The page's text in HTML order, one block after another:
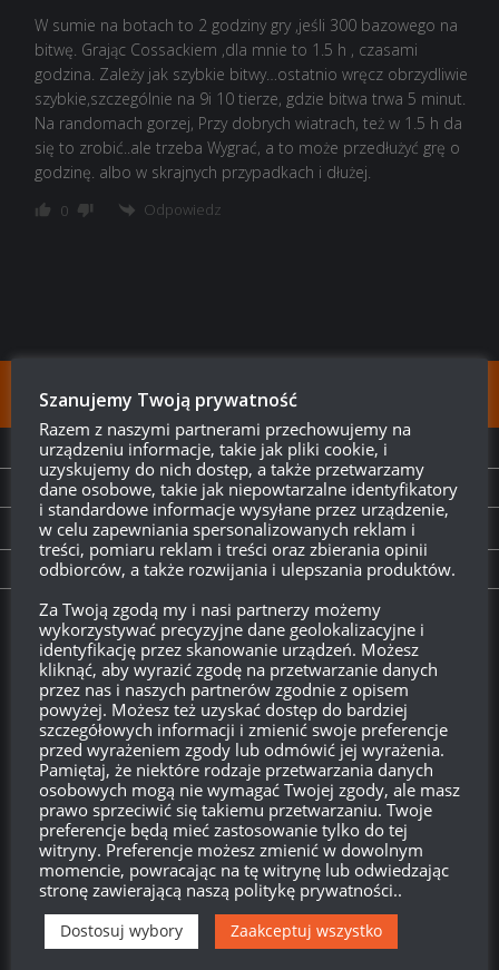
W sumie na botach to 2 godziny gry ,jeśli 300 bazowego na
bitwę. Grając Cossackiem ,dla mnie to 1.5 h , czasami
godzina. Zależy jak szybkie bitwy…ostatnio wręcz obrzydliwie
szybkie,szczególnie na 9i 10 tierze, gdzie bitwa trwa 5 minut.
Na randomach gorzej, Przy dobrych wiatrach, też w 1.5 h da
się to zrobić..ale trzeba Wygrać, a to może przedłużyć grę o
godzinę. albo w skrajnych przypadkach i dłużej.
0 Odpowiedz
FOLLOW:
NEXT STORY
Wersja 1.3: T95/FV4201, HWK 30, MKA i M41D
PREVIOUS STORY
Zimowy garaż – pobierzcie już teraz!
Twitch.tv - Zurugula
Szukaj:
Szanujemy Twoją prywatność
Razem z naszymi partnerami przechowujemy na
urządzeniu informacje, takie jak pliki cookie, i
uzyskujemy do nich dostęp, a także przetwarzamy
dane osobowe, takie jak niepowtarzalne identyfikatory
i standardowe informacje wysyłane przez urządzenie,
w celu zapewniania spersonalizowanych reklam i
treści, pomiaru reklam i treści oraz zbierania opinii
odbiorców, a także rozwijania i ulepszania produktów.
Za Twoją zgodą my i nasi partnerzy możemy
wykorzystywać precyzyjne dane geolokalizacyjne i
identyfikację przez skanowanie urządzeń. Możesz
kliknąć, aby wyrazić zgodę na przetwarzanie danych
przez nas i naszych partnerów zgodnie z opisem
powyżej. Możesz też uzyskać dostęp do bardziej
szczegółowych informacji i zmienić swoje preferencje
przed wyrażeniem zgody lub odmówić jej wyrażenia.
Pamiętaj, że niektóre rodzaje przetwarzania danych
osobowych mogą nie wymagać Twojej zgody, ale masz
prawo sprzeciwić się takiemu przetwarzaniu. Twoje
preferencje będą mieć zastosowanie tylko do tej
witryny. Preferencje możesz zmienić w dowolnym
momencie, powracając na tę witrynę lub odwiedzając
stronę zawierającą naszą politykę prywatności..
Dostosuj wybory Zaakceptuj wszystko